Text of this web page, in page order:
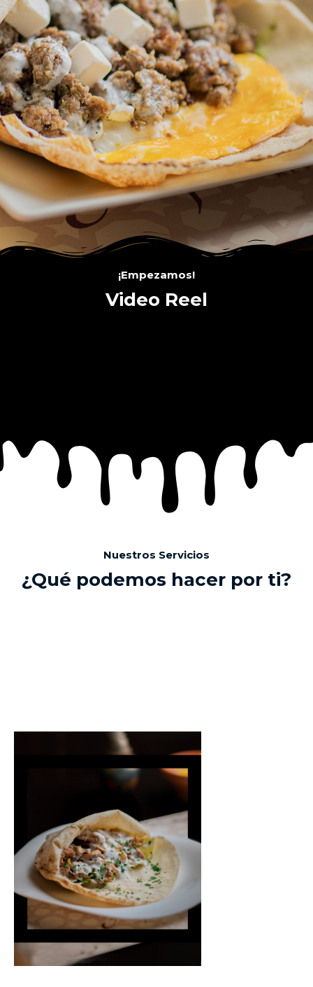
¡Empezamos!
Video Reel
Nuestros Servicios
¿Qué podemos hacer por ti?